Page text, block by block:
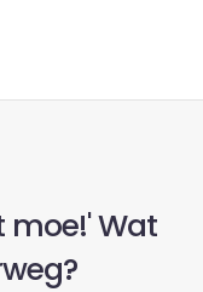
moe!' Wat